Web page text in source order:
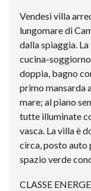
Vendesi villa
lungomare di
dalla spiaggia.
cucina-
doppia, bagno
primo mansarda
mare; al piano
tutte illuminate
vasca. La villa è
circa, posto
spazio verde
CLASSE